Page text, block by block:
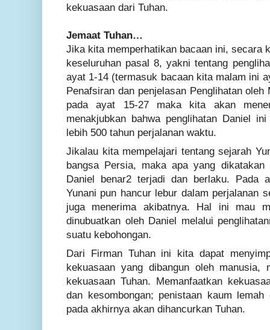
kekuasaan dari Tuhan.
Jemaat Tuhan…
Jika kita memperhatikan bacaan ini, secara
keseluruhan pasal 8, yakni tentang
ayat 1-14 (termasuk bacaan kita malam ini
Penafsiran dan penjelasan Penglihatan
pada ayat 15-27 maka kita akan
menakjubkan bahwa penglihatan Daniel
lebih 500 tahun perjalanan waktu.
Jikalau kita mempelajari tentang sejarah
bangsa Persia, maka apa yang dikatakan
Daniel benar2 terjadi dan berlaku. Pada
Yunani pun hancur lebur dalam perjalanan
juga menerima akibatnya. Hal ini mau
dinubuatkan oleh Daniel melalui
suatu kebohongan.
Dari Firman Tuhan ini kita dapat
kekuasaan yang dibangun oleh manusia,
kekuasaan Tuhan. Memanfaatkan
dan kesombongan; penistaan kaum lemah
pada akhirnya akan dihancurkan Tuhan.